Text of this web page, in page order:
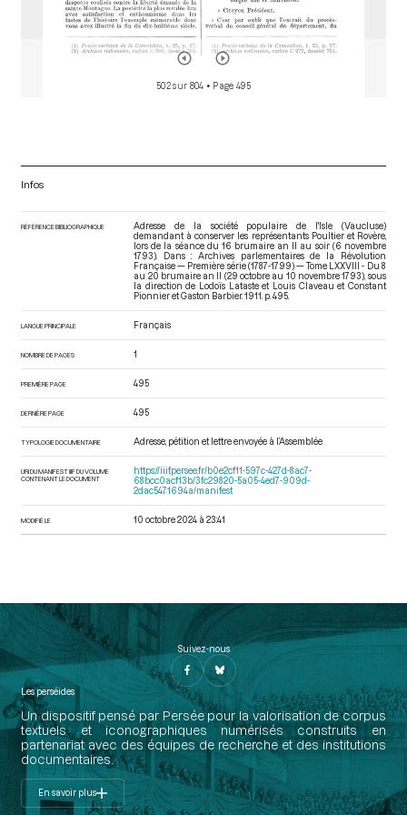
502 sur 804 • Page 495
Infos
RÉFÉRENCE BIBLIOGRAPHIQUE
Adresse de la société populaire de l'Isle (Vaucluse)
demandant à conserver les représentants Poultier et Rovère,
lors de la séance du 16 brumaire an II au soir (6 novembre
1793). Dans : Archives parlementaires de la Révolution
Française — Première série (1787-1799) — Tome LXXVIII - Du 8
au 20 brumaire an II (29 octobre au 10 novembre 1793) , sous
la direction de Lodoïs Lataste et Louis Claveau et Constant
Pionnier et Gaston Barbier. 1911. p. 495.
LANGUE PRINCIPALE Français
NOMBRE DE PAGES 1
PREMIÈRE PAGE 495
DERNIÈRE PAGE 495
TYPOLOGIE DOCUMENTAIRE Adresse, pétition et lettre envoyée à l’Assemblée
URI DU MANIFEST IIIF DU VOLUME
CONTENANT LE DOCUMENT
https://iiif.persee.fr/b0e2cf11-597c-427d-8ac7-
68bcc0acf13b/3fc29820-5a05-4ed7-909d-
2dac5471694a/manifest
MODIFIÉ LE 10 octobre 2024 à 23:41
Suivez-nous
Les perséides
Un dispositif pensé par Persée pour la valorisation de corpus
textuels et iconographiques numérisés construits en
partenariat avec des équipes de recherche et des institutions
documentaires.
En savoir plus